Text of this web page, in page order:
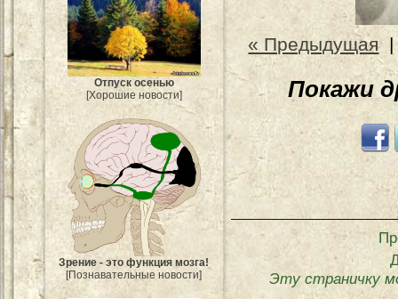
Отпуск осенью
[Хорошие новости]
Зрение - это функция мозга!
[Познавательные новости]
« Предыдущая
Покажи
Эту страничку